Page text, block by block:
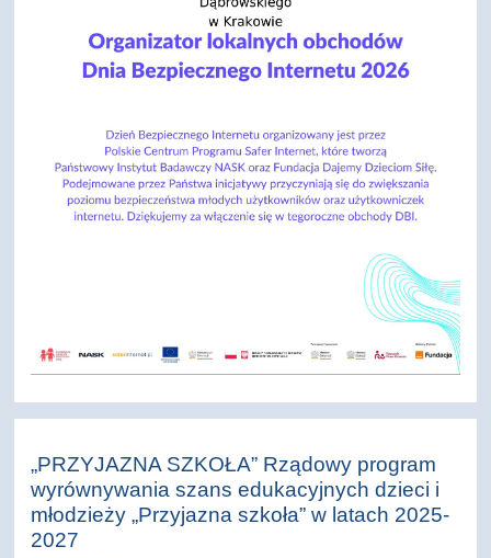
„PRZYJAZNA SZKOŁA” Rządowy program
wyrównywania szans edukacyjnych dzieci i
młodzieży „Przyjazna szkoła” w latach 2025-
2027